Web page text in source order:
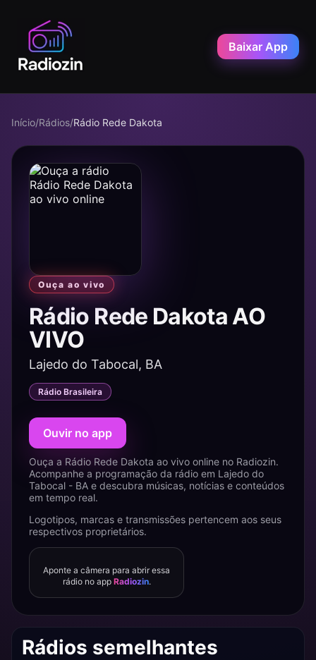
Baixar App
Início/Rádios/Rádio Rede Dakota
Ouça ao vivo
Rádio Rede Dakota AO
VIVO
Lajedo do Tabocal, BA
Rádio Brasileira
Ouvir no app
Ouça a Rádio Rede Dakota ao vivo online no Radiozin.
Acompanhe a programação da rádio em Lajedo do
Tabocal - BA e descubra músicas, notícias e conteúdos
em tempo real.
Logotipos, marcas e transmissões pertencem aos seus
respectivos proprietários.
Aponte a câmera para abrir essa
rádio no app Radiozin.
Rádios semelhantes